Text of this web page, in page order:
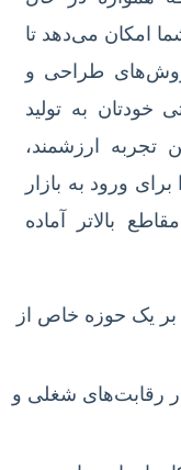
امکان می‌دهد تا
روش‌های طراحی و
خودتان به تولید
تجربه ارزشمند،
ورود به بازار
بالاتر آماده
یک حوزه خاص از
رقابت‌های شغلی و